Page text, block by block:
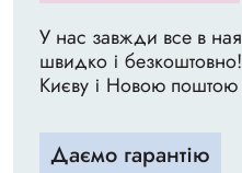
У нас завжди все в
швидко і
Києву і Новою поштою
Даємо гарантію